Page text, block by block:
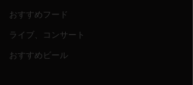
おすすめフード
ライブ、コンサート
おすすめビール